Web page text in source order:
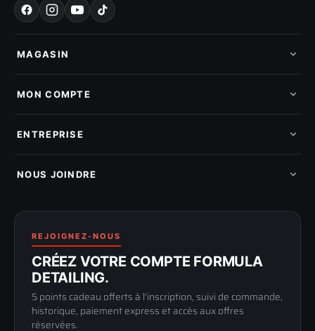
MAGASIN
Nos marques
Pads de polissage
Pièces détachées
MON COMPTE
Mes tickets SAV
Mon parrainage
Programme fidelite
ENTREPRISE
Compte pro
Politique de retour
Conditions générales
Mentions légales
Confidentialité
NOUS JOINDRE
89100 SENS
03 73 61 02 02
Lun-Ven
9h-12h / 14h-17h
REJOIGNEZ-NOUS
CRÉEZ VOTRE COMPTE FORMULA
DETAILING.
5 points cadeau offerts à l'inscription, suivi de commande,
historique, paiement express et accès aux offres
réservées.